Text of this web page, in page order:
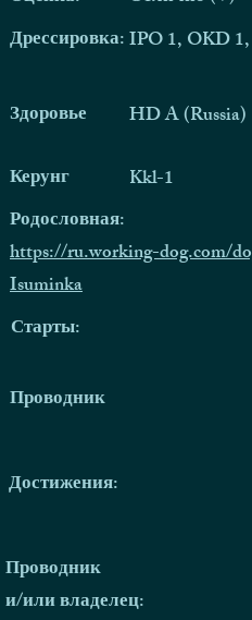
Дрессировка:IPO 1, OKD
Здоровье
HD A (Russia)
Керунг
Kkl-1
Родословная:
https://ru.working-dog.com/
Isuminka
Старты:
Проводник
Достижения:
Проводник
и/или владелец: